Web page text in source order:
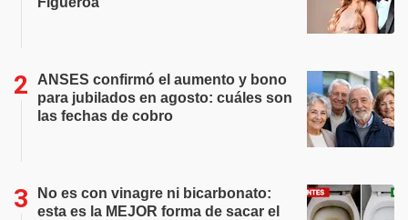
ANSES confirmó el aumento y bono
para jubilados en agosto: cuáles son
las fechas de cobro
No es con vinagre ni bicarbonato:
esta es la MEJOR forma de sacar el